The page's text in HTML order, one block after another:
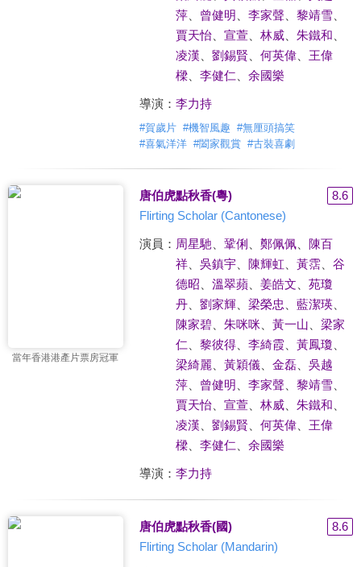
萍、 曾健明 李家聲、 黎靖雪、
賈天怡、 宣萱、 林威、 朱鐵和
凌漢
劉錫賢 何英偉、 王偉
樑、 李健仁 余國樂
導演： 李力持
#賀歲片 #機智風趣 #無厘頭搞笑
#喜氣洋洋 #闔家觀賞 #古裝喜劇
當年香港港產片票房冠軍
唐伯虎點秋香(粵)
8.6
Flirting Scholar (Cantonese)
演員： 周星馳 鞏俐 鄭佩佩、 陳百
祥、 吳鎮宇、 陳輝虹、 黃霑、 谷
德昭
溫翠蘋、 姜皓文
苑瓊
丹、 劉家輝、 梁榮忠 藍潔瑛、
陳家碧、 朱咪咪 黃一山
梁家
仁
黎彼得、 李綺霞、 黃鳳瓊
梁綺麗
黃穎儀、 金磊、 吳越
萍、 曾健明 李家聲、 黎靖雪、
賈天怡、 宣萱、 林威、 朱鐵和
凌漢
劉錫賢 何英偉、 王偉
樑、 李健仁 余國樂
導演： 李力持
唐伯虎點秋香(國)
8.6
Flirting Scholar (Mandarin)